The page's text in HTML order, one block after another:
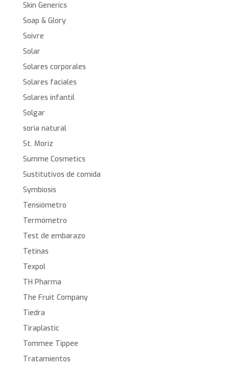
Skin Generics
Soap & Glory
Soivre
Solar
Solares corporales
Solares faciales
Solares infantil
Solgar
soria natural
St. Moriz
Summe Cosmetics
Sustitutivos de comida
Symbiosis
Tensiómetro
Termómetro
Test de embarazo
Tetinas
Texpol
TH Pharma
The Fruit Company
Tiedra
Tiraplastic
Tommee Tippee
Tratamientos